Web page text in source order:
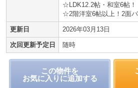
☆LDK12.2帖・和室6帖！
☆2階洋室6帖以上！2面
更新日 2026年03月13日
次回更新予定日 随時
この物件を
お気に入りに追加する